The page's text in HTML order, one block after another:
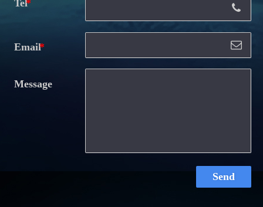
Tel
Email
Message
Send